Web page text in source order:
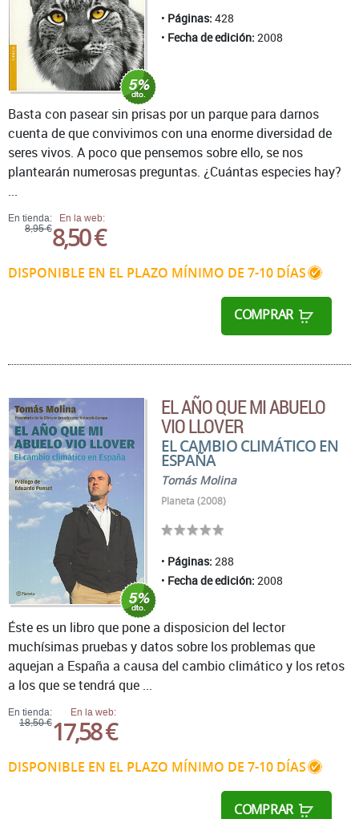
Páginas: 428
Fecha de edición: 2008
En tienda:
8,95 €
En la web:
8,50 €
DISPONIBLE EN EL PLAZO MÍNIMO DE 7-10 DÍAS
COMPRAR
Basta con pasear sin prisas por un parque para darnos
cuenta de que convivimos con una enorme diversidad de
seres vivos. A poco que pensemos sobre ello, se nos
plantearán numerosas preguntas. ¿Cuántas especies hay?
...
EL AÑO QUE MI ABUELO
VIO LLOVER
EL CAMBIO CLIMÁTICO EN
ESPAÑA
Tomás Molina
Planeta (2008)
Páginas: 288
Fecha de edición: 2008
En tienda:
18,50 €
En la web:
17,58 €
DISPONIBLE EN EL PLAZO MÍNIMO DE 7-10 DÍAS
COMPRAR
Éste es un libro que pone a disposicion del lector
muchísimas pruebas y datos sobre los problemas que
aquejan a España a causa del cambio climático y los retos
a los que se tendrá que ...